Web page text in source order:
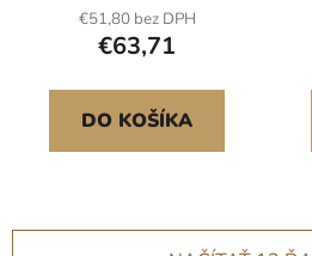
€51,80 bez DPH
€63,71
DO KOŠÍKA